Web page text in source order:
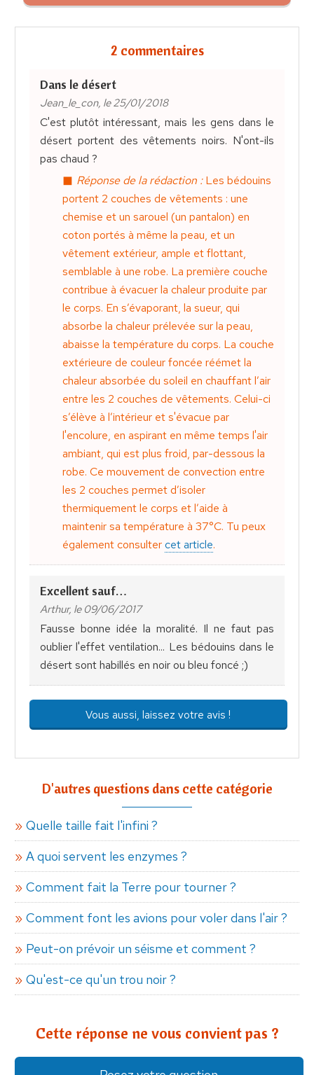
2 commentaires
Dans le désert
Jean_le_con, le 25/01/2018
C'est plutôt intéressant, mais les gens dans le
désert portent des vêtements noirs. N'ont-ils
pas chaud ?
Réponse de la rédaction :Les bédouins
portent 2 couches de vêtements : une
chemise et un sarouel (un pantalon) en
coton portés à même la peau, et un
vêtement extérieur, ample et flottant,
semblable à une robe. La première couche
contribue à évacuer la chaleur produite par
le corps. En s’évaporant, la sueur, qui
absorbe la chaleur prélevée sur la peau,
abaisse la température du corps. La couche
extérieure de couleur foncée réémet la
chaleur absorbée du soleil en chauffant l’air
entre les 2 couches de vêtements. Celui-ci
s’élève à l’intérieur et s'évacue par
l'encolure, en aspirant en même temps l'air
ambiant, qui est plus froid, par-dessous la
robe. Ce mouvement de convection entre
les 2 couches permet d’isoler
thermiquement le corps et l’aide à
maintenir sa température à 37°C. Tu peux
également consultercet article.
Excellent sauf…
Arthur, le 09/06/2017
Fausse bonne idée la moralité. Il ne faut pas
oublier l'effet ventilation... Les bédouins dans le
désert sont habillés en noir ou bleu foncé ;)
Vous aussi, laissez votre avis !
D'autres questions dans cette catégorie
Quelle taille fait l'infini ?
A quoi servent les enzymes ?
Comment fait la Terre pour tourner ?
Comment font les avions pour voler dans l'air ?
Peut-on prévoir un séisme et comment ?
Qu'est-ce qu'un trou noir ?
Cette réponse ne vous convient pas ?